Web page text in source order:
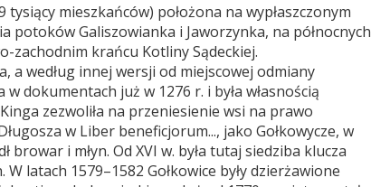
tysiący mieszkańców) położona na wypłaszczonym
potoków Galiszowianka i Jaworzynka, na północnych
zachodnim krańcu Kotliny Sądeckiej.
a według innej wersji od miejscowej odmiany
dokumentach już w 1276 r. i była własnością
zezwoliła na przeniesienie wsi na prawo
w Liber beneficjorum..., jako Gołkowycze, w
browar i młyn. Od XVI w. była tutaj siedziba klucza
latach 1579–1582 Gołkowice były dzierżawione